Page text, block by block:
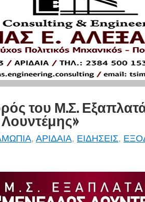
του Μ.Σ.
, ΑΡΙΔΑΙΑ, ΕΙΔΗΣΕΙΣ,